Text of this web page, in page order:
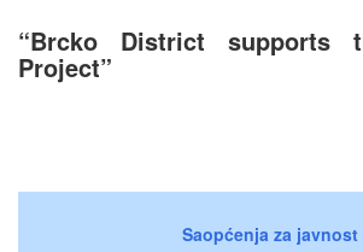
“Brcko District supports
Project”
Saopćenja za javnost